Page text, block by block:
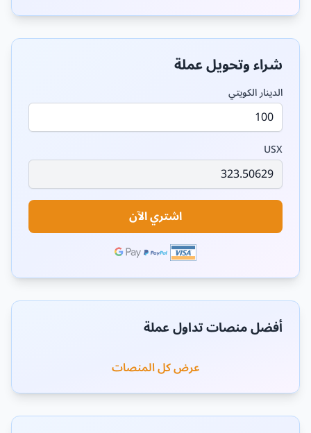
شراء وتحويل عملة
الدينار الكويتي
USX
اشتري الآن
أفضل منصات تداول عملة
عرض كل المنصات